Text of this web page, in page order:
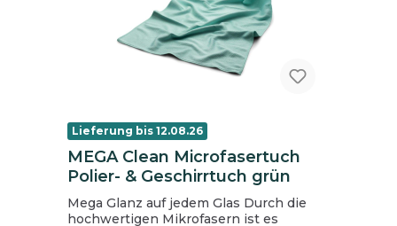
Lieferung bis 12.08.26
MEGA Clean Microfasertuch
Polier- & Geschirrtuch grün
Mega Glanz auf jedem Glas Durch die
hochwertigen Mikrofasern ist es